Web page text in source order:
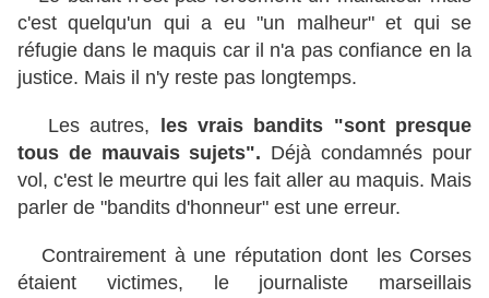
c'est quelqu'un qui a eu "un malheur" et qui se
réfugie dans le maquis car il n'a pas confiance en la
justice. Mais il n'y reste pas longtemps.
Les autres,
les vrais bandits "sont presque
tous de mauvais sujets". Déjà condamnés pour
vol, c'est le meurtre qui les fait aller au maquis. Mais
parler de "bandits d'honneur" est une erreur.
Contrairement à une réputation dont les Corses
étaient victimes, le journaliste marseillais